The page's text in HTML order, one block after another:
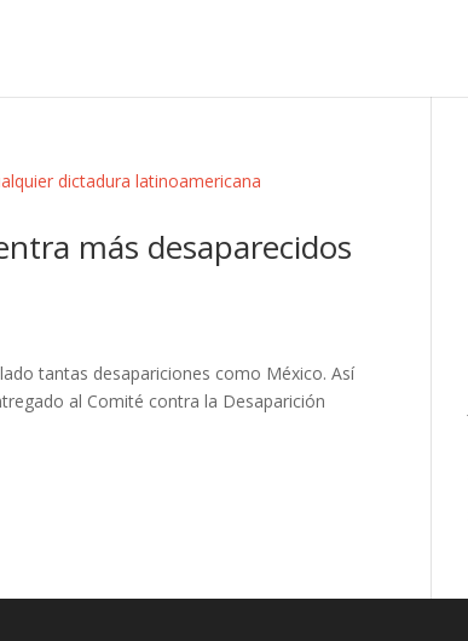
más desaparecidos
tantas desapariciones como México. Así
al Comité contra la Desaparición